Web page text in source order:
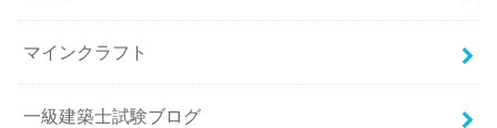
マインクラフト
一級建築士試験ブログ